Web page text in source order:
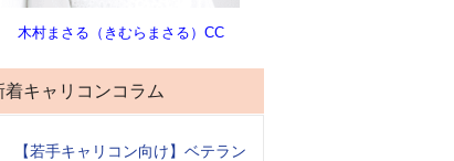
木村まさる（きむらまさる）CC
着キャリコンコラム
【若手キャリコン向け】ベテラン